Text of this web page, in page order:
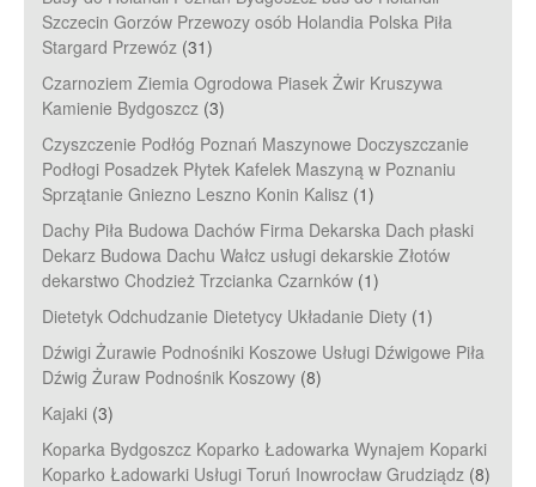
Szczecin Gorzów Przewozy osób Holandia Polska Piła
Stargard Przewóz (31)
Czarnoziem Ziemia Ogrodowa Piasek Żwir Kruszywa
Kamienie Bydgoszcz (3)
Czyszczenie Podłóg Poznań Maszynowe Doczyszczanie
Podłogi Posadzek Płytek Kafelek Maszyną w Poznaniu
Sprzątanie Gniezno Leszno Konin Kalisz (1)
Dachy Piła Budowa Dachów Firma Dekarska Dach płaski
Dekarz Budowa Dachu Wałcz usługi dekarskie Złotów
dekarstwo Chodzież Trzcianka Czarnków (1)
Dietetyk Odchudzanie Dietetycy Układanie Diety (1)
Dźwigi Żurawie Podnośniki Koszowe Usługi Dźwigowe Piła
Dźwig Żuraw Podnośnik Koszowy (8)
Kajaki (3)
Koparka Bydgoszcz Koparko Ładowarka Wynajem Koparki
Koparko Ładowarki Usługi Toruń Inowrocław Grudziądz (8)